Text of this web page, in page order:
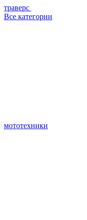
траверс
Все категории
мототехники